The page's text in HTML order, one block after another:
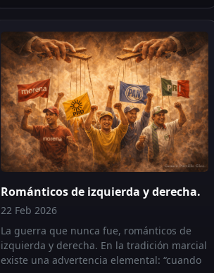
Románticos de izquierda y derecha.
22 Feb 2026
La guerra que nunca fue, románticos de
izquierda y derecha. En la tradición marcial
existe una advertencia elemental: “cuando